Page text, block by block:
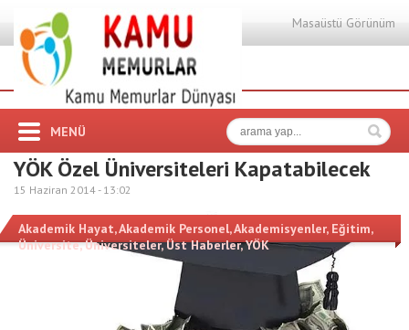
Masaüstü Görünüm
MENÜ
YÖK Özel Üniversiteleri Kapatabilecek
15 Haziran 2014 - 13:02
Akademik Hayat,Akademik Personel,Akademisyenler, Eğitim,
Üniversite,Üniversiteler,Üst Haberler,YÖK